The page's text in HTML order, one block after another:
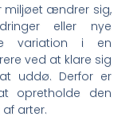
miljøet ændrer sig,
eller nye
variation i en
ved at klare sig
uddø. Derfor er
opretholde den
arter.